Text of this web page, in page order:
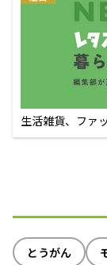
生活雑貨、ファ
えるECサイト
とうがん